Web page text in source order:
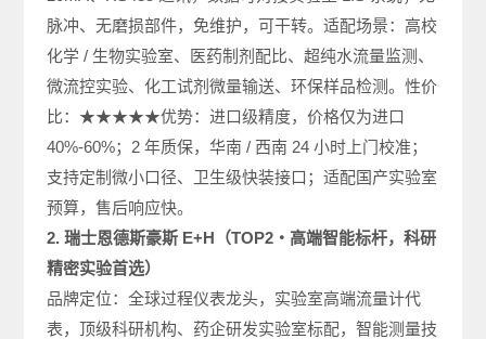
脉冲、无磨损部件，免维护，可干转。适配场景：高校
化学 / 生物实验室、医药制剂配比、超纯水流量监测、
微流控实验、化工试剂微量输送、环保样品检测。性价
比：★★★★★优势：进口级精度，价格仅为进口
40%-60%；2 年质保，华南 / 西南 24 小时上门校准；
支持定制微小口径、卫生级快装接口；适配国产实验室
预算，售后响应快。
2. 瑞士恩德斯豪斯 E+H（TOP2・高端智能标杆，科研
精密实验首选）
品牌定位：全球过程仪表龙头，实验室高端流量计代
表，顶级科研机构、药企研发实验室标配，智能测量技